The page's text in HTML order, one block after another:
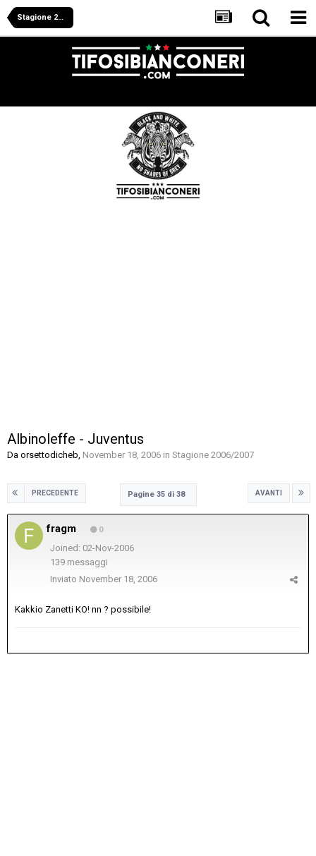
Stagione 2006/2007
Albinoleffe - Juventus
Da orsettodicheb, November 18, 2006 in Stagione 2006/2007
PRECEDENTE AVANTI
Pagine 35 di 38
fragm 0
Joined: 02-Nov-2006
139 messaggi
Inviato November 18, 2006
Kakkio Zanetti KO! nn ? possibile!